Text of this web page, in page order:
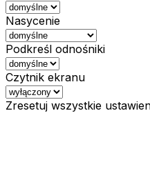
Nasycenie
Podkreśl odnośniki
Czytnik ekranu
Zresetuj wszystkie